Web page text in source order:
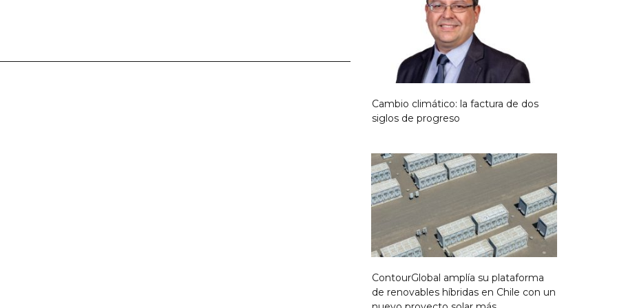
Cambio climático: la factura de dos
siglos de progreso
ContourGlobal amplía su plataforma
de renovables híbridas en Chile con un